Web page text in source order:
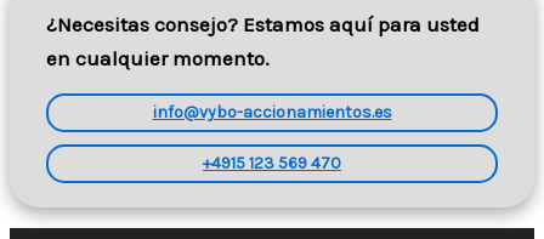
¿Necesitas consejo? Estamos aquí para usted
en cualquier momento.
info@vybo-accionamientos.es
+4915 123 569 470